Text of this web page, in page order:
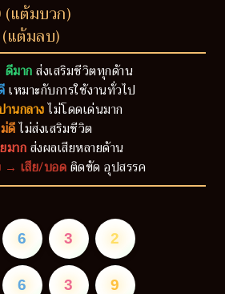
(แต้มบวก)
(แต้มลบ)
มากส่งเสริมชีวิตทุกด้าน
เหมาะกับการใช้งานทั่วไป
นกลางไม่โดดเด่นมาก
ดีไม่ส่งเสริมชีวิต
มากส่งผลเสียหลายด้าน
→ เสีย/บอดติดขัด อุปสรรค
6 3 2
6 3 9